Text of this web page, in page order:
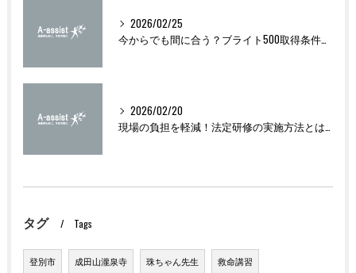
2026/02/25
今からでも間に合う？ブライト500取得条件をわかりやすく解説
2026/02/20
タグ Tags
登別市 成田山瀧泉寺 珠ちゃん先生 救命講習